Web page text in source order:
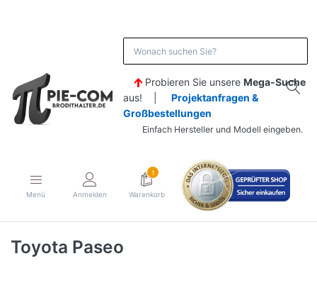
Probieren Sie unsere Mega-Suche
aus! | Projektanfragen &
Großbestellungen
Einfach Hersteller und Modell eingeben.
Menü Anmelden
1
Warenkorb
Toyota Paseo